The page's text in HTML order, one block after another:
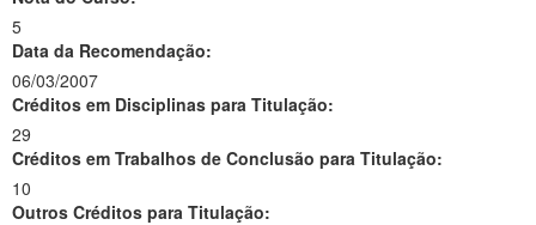
5
Data da Recomendação:
06/03/2007
Créditos em Disciplinas para Titulação:
29
Créditos em Trabalhos de Conclusão para Titulação:
10
Outros Créditos para Titulação: